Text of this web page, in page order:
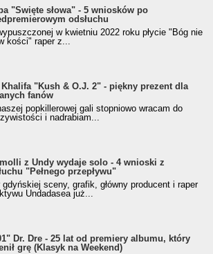
"Święte słowa" - 5 wniosków po
odsłuchu
w kwietniu 2022 roku płycie "Bóg nie
kości" raper z...
"Kush & O.J. 2" - piękny prezent dla
fanów
popkillerowej gali stopniowo wracam do
i nadrabiam...
z Undy wydaje solo - 4 wnioski z
"Pełnego przepływu"
gdyńskiej sceny, grafik, główny producent i raper
Undadasea już...
Dr. Dre - 25 lat od premiery albumu, który
grę (Klasyk na Weekend)